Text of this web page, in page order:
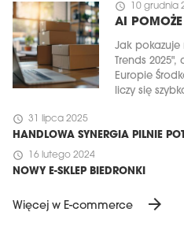
schedule 10 grudnia
AI
Jak pokazuje
Trends
Europie
liczy się
schedule 31 lipca 2025
HANDLOWA SYNERGIA PILNIE
schedule 16 lutego 2024
NOWY E-SKLEP BIEDRONKI
Więcej w E-commerce arrow_forward